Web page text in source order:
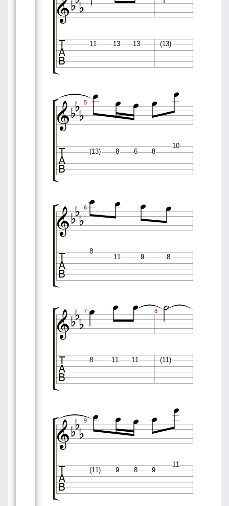
 11 13 13 (13)
5   
 (13) 8 6 8
10
6    
 8
11 9 8
7    8 
 8 11 11 (11)
9   
 (11) 9 8 9
11